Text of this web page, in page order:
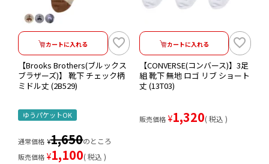
カートに入れる
【Brooks Brothers(ブルックス
ブラザーズ)】 靴下 チェック柄
ミドル丈 (2B529)
ゆうパケットOK
通常価格 ¥1,650のところ
販売価格 ¥1,100 税込
カートに入れる
【CONVERSE(コンバース)】3足
組 靴下 無地 ロゴ リブ ショート
丈 (13T03)
販売価格 ¥1,320 税込